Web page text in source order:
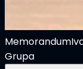
Memorandum
Grupa